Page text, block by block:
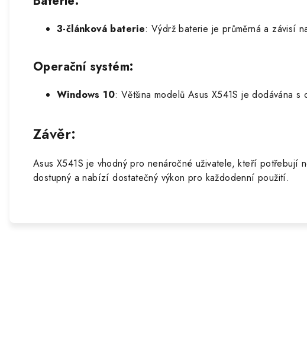
3-článková baterie: Výdrž baterie je průměrná a závisí
Operační systém:
Windows 10: Většina modelů Asus X541S je dodávána
Závěr:
Asus X541S je vhodný pro nenáročné uživatele, kteří
dostupný a nabízí dostatečný výkon pro každodenní použití.